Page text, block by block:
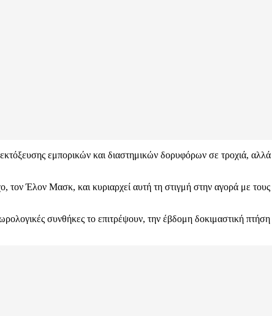
εμπορικών και διαστημικών δορυφόρων σε τροχιά,
τον Έλον Μασκ, και κυριαρχεί αυτή τη στιγμή στην αγορά με
συνθήκες το επιτρέψουν, την έβδομη δοκιμαστική πτήση